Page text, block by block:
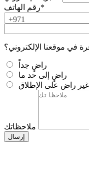
رقم الهاتف*
+971
في موقعنا الإلكتروني؟
راضٍ جداً
راضٍ إلى حد ما
غير راضٍ على الإطلاق
ملاحظاتك